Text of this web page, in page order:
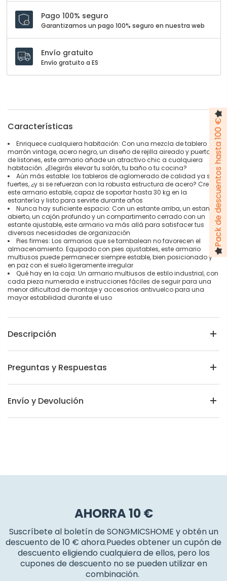
Pago 100% seguro
Garantizamos un pago 100% seguro en nuestra web
Envío gratuito
Envío gratuito a ES
Características
Enriquece cualquiera habitación: Con una mezcla de tablero
marrón vintage, acero negro, un diseño de rejilla aireado y puertas
de listones, este armario añade un atractivo chic a cualquiera
habitación. ¿Elegirás elevar tu salón, tu baño o tu cocina?
Aún más estable: los tableros de aglomerado de calidad ya son
fuertes, ¿y si se refuerzan con la robusta estructura de acero? Crean
este armario estable, capaz de soportar hasta 30 kg en la
estantería y listo para servirte durante años
Nunca hay suficiente espacio: Con un estante arriba, un estante
abierto, un cajón profundo y un compartimento cerrado con un
estante ajustable, este armario va más allá para satisfacer tus
diversas necesidades de organización
Pies firmes: Los armarios que se tambalean no favorecen el
almacenamiento. Equipado con pies ajustables, este armario
multiusos puede permanecer siempre estable, bien posicionado y
en paz con el suelo ligeramente irregular
Qué hay en la caja: Un armario multiusos de estilo industrial, con
cada pieza numerada e instrucciones fáciles de seguir para una
menor dificultad de montaje y accesorios antivuelco para una
mayor estabilidad durante el uso
Descripción
Preguntas y Respuestas
Envío y Devolución
AHORRA 10 €
Suscríbete al boletín de SONGMICSHOME y obtén un
descuento de 10 € ahora.Puedes obtener un cupón de
descuento eligiendo cualquiera de ellos, pero los
cupones de descuento no se pueden utilizar en
combinación.
Pack de descuentos hasta 100 €